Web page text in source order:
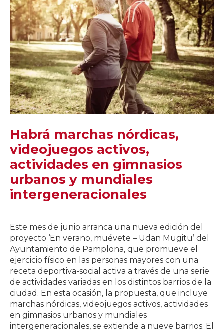
Habrá marchas nórdicas,
videojuegos activos,
actividades en gimnasios
urbanos y mundiales
intergeneracionales
Este mes de junio arranca una nueva edición del
proyecto ‘En verano, muévete – Udan Mugitu’ del
Ayuntamiento de Pamplona, que promueve el
ejercicio físico en las personas mayores con una
receta deportiva-social activa a través de una serie
de actividades variadas en los distintos barrios de la
ciudad. En esta ocasión, la propuesta, que incluye
marchas nórdicas, videojuegos activos, actividades
en gimnasios urbanos y mundiales
intergeneracionales, se extiende a nueve barrios. El